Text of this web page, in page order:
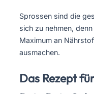
Sprossen sind die
sich zu nehmen,
Maximum an
ausmachen.
Das Rezept